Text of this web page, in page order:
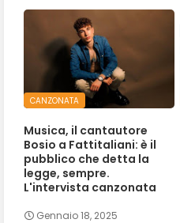
CANZONATA
Musica, il cantautore
Bosio a Fattitaliani: è il
pubblico che detta la
legge, sempre.
L'intervista canzonata
Gennaio 18, 2025